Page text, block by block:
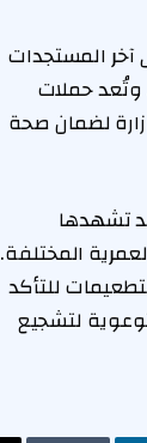
آخر المستجدات
وتُعد حملات
لضمان صحة
تشهدها
المختلفة.
للتأكد
لتشجيع